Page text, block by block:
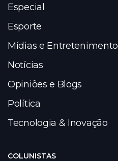
Especial
Esporte
Mídias e Entretenimento
Notícias
Opiniões e Blogs
Política
Tecnologia & Inovação
COLUNISTAS